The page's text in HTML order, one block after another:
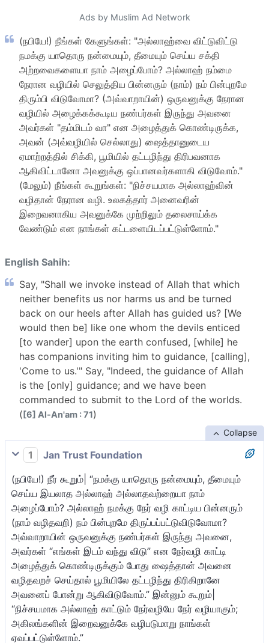
Ads by Muslim Ad Network
(நபியே!) நீங்கள் கேளுங்கள்: "அல்லாஹ்வை விட்டுவிட்டு
நமக்கு யாதொரு நன்மையும், தீமையும் செய்ய சக்தி
அற்றவைகளையா நாம் அழைப்போம்? அல்லாஹ் நம்மை
நேரான வழியில் செலுத்திய பின்னரும் (நாம்) நம் பின்புறமே
திரும்பி விடுவோமா? (அவ்வாறாயின்) ஒருவனுக்கு நேரான
வழியில் அழைக்கக்கூடிய நண்பர்கள் இருந்து அவனை
அவர்கள் "தம்மிடம் வா" என அழைத்துக் கொண்டிருக்க,
அவன் (அவ்வழியில் செல்லாது) ஷைத்தானுடைய
ஏமாற்றத்தில் சிக்கி, பூமியில் தட்டழிந்து திரிபவனாக
ஆகிவிட்டானோ அவனுக்கு ஒப்பானவர்களாகி விடுவோம்."
(மேலும்) நீங்கள் கூறுங்கள்: "நிச்சயமாக அல்லாஹ்வின்
வழிதான் நேரான வழி. உலகத்தார் அனைவரின்
இறைவனாகிய அவனுக்கே முற்றிலும் தலைசாய்க்க
வேண்டும் என நாங்கள் கட்டளையிடப்பட்டுள்ளோம்."
English Sahih:
Say, "Shall we invoke instead of Allah that which
neither benefits us nor harms us and be turned
back on our heels after Allah has guided us? [We
would then be] like one whom the devils enticed
[to wander] upon the earth confused, [while] he
has companions inviting him to guidance, [calling],
'Come to us.'" Say, "Indeed, the guidance of Allah
is the [only] guidance; and we have been
commanded to submit to the Lord of the worlds.
([6] Al-An'am : 71)
Collapse
1
Jan Trust Foundation
(நபியே!) நீர் கூறும்| “நமக்கு யாதொரு நன்மையும், தீமையும்
செய்ய இயலாத அல்லாஹ் அல்லாதவற்றையா நாம்
அழைப்போம்? அல்லாஹ் நமக்கு நேர் வழி காட்டிய பின்னரும்
(நாம் வழிதவறி) நம் பின்புறமே திருப்பப்பட்டுவிடுவோமா?
அவ்வாறாயின் ஒருவனுக்கு நண்பர்கள் இருந்து அவனை,
அவர்கள் “எங்கள் இடம் வந்து விடு” என நேர்வழி காட்டி
அழைத்துக் கொண்டிருக்கும் போது ஷைத்தான் அவனை
வழிதவறச் செய்தால் பூமியிலே தட்டழிந்து திரிகிறானே
அவனைப் போன்று ஆகிவிடுவோம்.” இன்னும் கூறும்|
“நிச்சயமாக அல்லாஹ் காட்டும் நேர்வழியே நேர் வழியாகும்;
அகிலங்களின் இறைவனுக்கே வழிபடுமாறு நாங்கள்
ஏவப்பட்டுள்ளோம்.”